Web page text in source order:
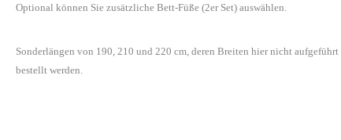
Optional können Sie zusätzliche Bett-Füße (2er Set) auswählen.
Sonderlängen von 190, 210 und 220 cm, deren Breiten hier nicht
bestellt werden.